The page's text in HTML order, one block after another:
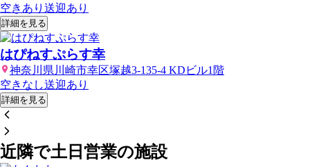
空きあり 送迎あり
詳細を見る
はぴねすぷらす幸
神奈川県川崎市幸区塚越3-135-4 KDビル1階
空きなし送迎あり
詳細を見る
近隣で土日営業の施設